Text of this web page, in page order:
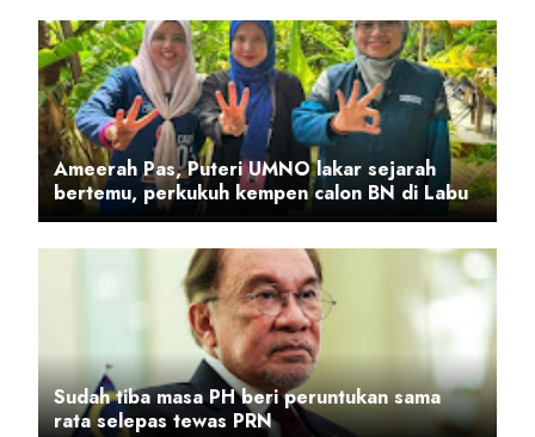
Ameerah Pas, Puteri UMNO lakar sejarah
bertemu, perkukuh kempen calon BN di Labu
Sudah tiba masa PH beri peruntukan sama
rata selepas tewas PRN